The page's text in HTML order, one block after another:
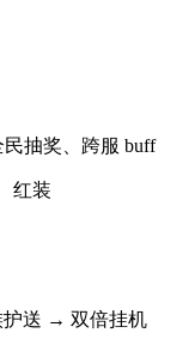
抽奖、跨服 buff
红装
送 → 双倍挂机